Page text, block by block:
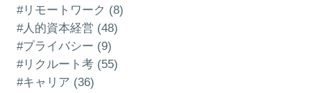
#リモートワーク (8)
#人的資本経営 (48)
#プライバシー (9)
#リクルート考 (55)
#キャリア (36)